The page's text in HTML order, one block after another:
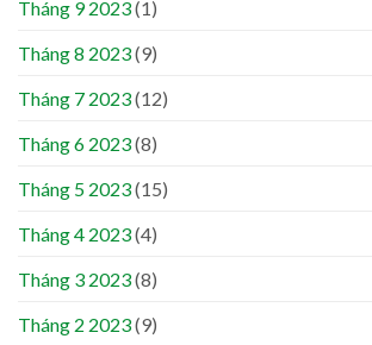
Tháng 9 2023(1)
Tháng 8 2023(9)
Tháng 7 2023(12)
Tháng 6 2023(8)
Tháng 5 2023(15)
Tháng 4 2023(4)
Tháng 3 2023(8)
Tháng 2 2023(9)